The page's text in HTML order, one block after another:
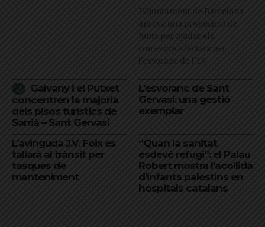
L’Ajuntament de Barcelona
aprova una proposició de
Junts per ajudar els
comerços afectats per
l'esvoranc de l'L9
Galvany i el Putxet
concentren la majoria
dels pisos turístics de
Sarrià – Sant Gervasi
L’esvoranc de Sant
Gervasi: una gestió
exemplar
L’avinguda J.V. Foix es
tallarà al trànsit per
tasques de
manteniment
“Quan la sanitat
esdevé refugi”: el Palau
Robert mostra l’acollida
d’infants palestins en
hospitals catalans